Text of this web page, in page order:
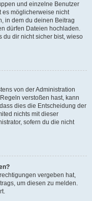
und einzelne Benutzer
es möglicherweise nicht
in dem du deinen Beitrag
dürfen Dateien hochladen.
du dir nicht sicher bist, wieso
von der Administration
verstoßen hast, kann
dies die Entscheidung der
nichts mit dieser
sofern du die nicht
vergeben hat,
um diesen zu melden.